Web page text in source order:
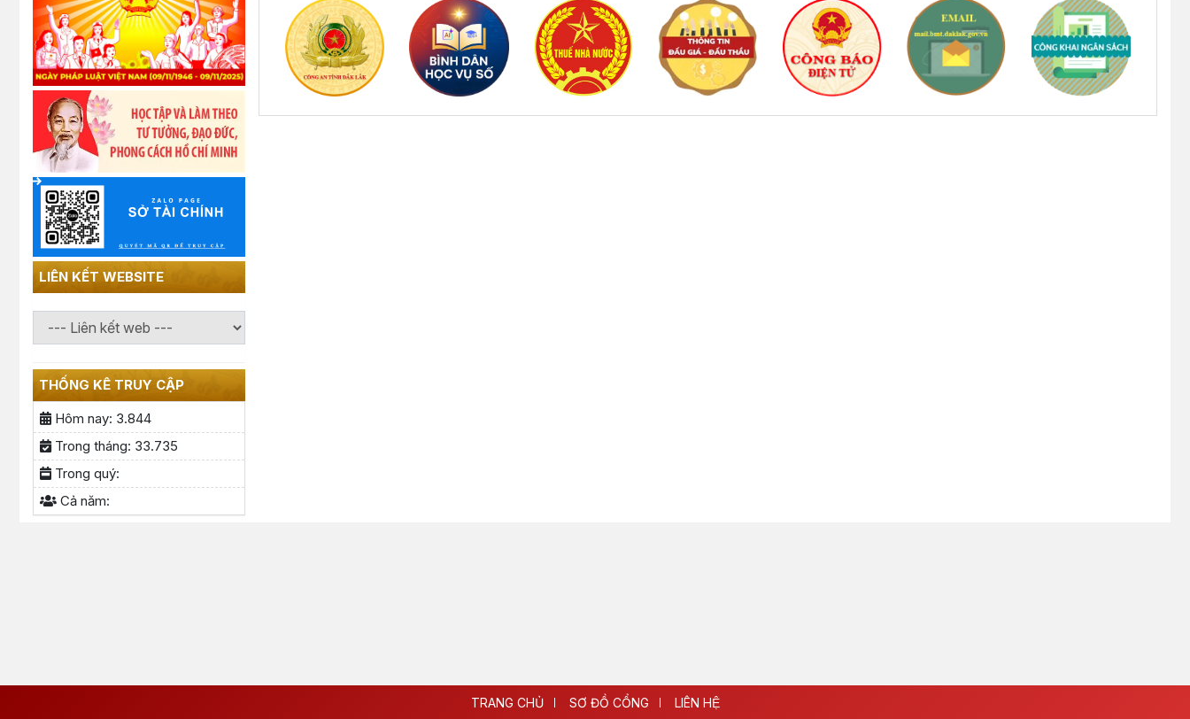
LIÊN KẾT WEBSITE
THỐNG KÊ TRUY CẬP
Hôm nay: 3.844
Trong tháng: 33.735
Trong quý:
Cả năm:
TRANG CHỦ SƠ ĐỒ CỔNG LIÊN HỆ